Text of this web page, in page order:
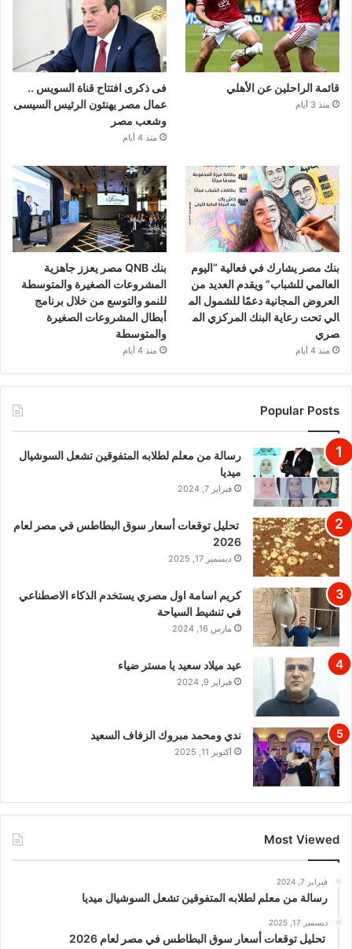
قائمة الراحلين عن الأهلي
منذ 3 أيام
فى ذكرى افتتاح قناة السويس ..
عمال مصر يهنئون الرئيس السيسى
وشعب مصر
منذ 4 أيام
بنك مصر يشارك في فعالية “اليوم
العالمي للشباب” ويقدم العديد من
العروض المجانية دعمًا للشمول الم
الي تحت رعاية البنك المركزي الم
صري
منذ 4 أيام
بنك QNB مصر يعزز جاهزية
المشروعات الصغيرة والمتوسطة
للنمو والتوسع من خلال برنامج
أبطال المشروعات الصغيرة
والمتوسطة
منذ 4 أيام
Popular Posts
رسالة من معلم لطلابه المتفوقين تشعل السوشيال
ميديا
فبراير 7, 2024
تحليل توقعات أسعار سوق البطاطس في مصر لعام
2026
ديسمبر 17, 2025
كريم اسامة اول مصري يستخدم الذكاء الاصطناعي
في تنشيط السياحة
مارس 16, 2024
عيد ميلاد سعيد يا مستر ضياء
فبراير 9, 2024
ندي ومحمد مبروك الزفاف السعيد
أكتوبر 11, 2025
Most Viewed
فبراير 7, 2024
رسالة من معلم لطلابه المتفوقين تشعل السوشيال ميديا
ديسمبر 17, 2025
تحليل توقعات أسعار سوق البطاطس في مصر لعام 2026